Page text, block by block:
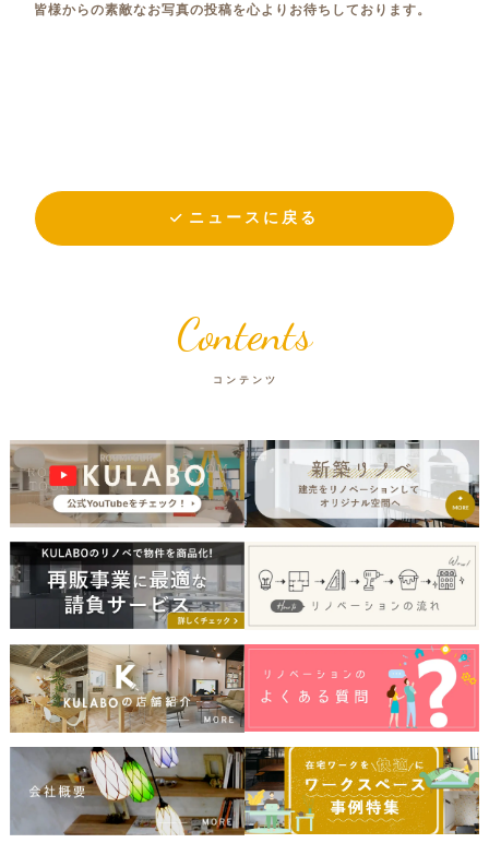
皆様からの素敵なお写真の投稿を心よりお待ちしております。
ニュースに戻る
Contents
コンテンツ